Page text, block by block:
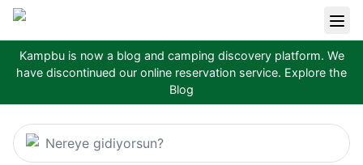
Kampbu is now a blog and camping discovery platform. We
have discontinued our online reservation service. Explore the
Blog
Nereye gidiyorsun?